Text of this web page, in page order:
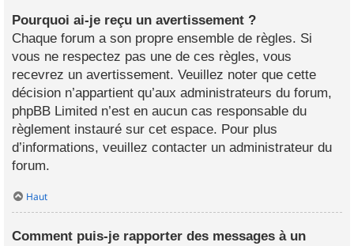
Pourquoi ai-je reçu un avertissement ?
Chaque forum a son propre ensemble de règles. Si
vous ne respectez pas une de ces règles, vous
recevrez un avertissement. Veuillez noter que cette
décision n’appartient qu’aux administrateurs du forum,
phpBB Limited n’est en aucun cas responsable du
règlement instauré sur cet espace. Pour plus
d’informations, veuillez contacter un administrateur du
forum.
Haut
Comment puis-je rapporter des messages à un